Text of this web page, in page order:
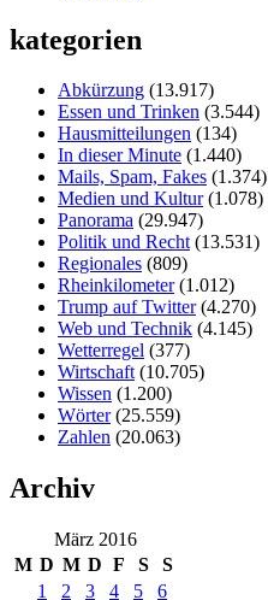
kategorien
Abkürzung (13.917)
Essen und Trinken (3.544)
Hausmitteilungen (134)
In dieser Minute (1.440)
Mails, Spam, Fakes (1.374)
Medien und Kultur(1.078)
Panorama (29.947)
Politik und Recht(13.531)
Regionales (809)
Rheinkilometer(1.012)
Trump auf Twitter(4.270)
Web und Technik (4.145)
Wetterregel (377)
Wirtschaft(10.705)
Wissen (1.200)
Wörter(25.559)
Zahlen (20.063)
Archiv
März 2016
M D M D F S
S
1
2 3 4 5 6